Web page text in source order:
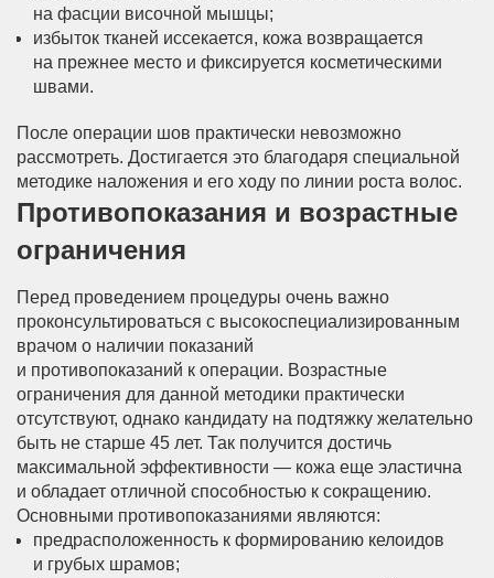
на фасции височной мышцы;
избыток тканей иссекается, кожа возвращается
на прежнее место и фиксируется косметическими
швами.
После операции шов практически невозможно
рассмотреть. Достигается это благодаря специальной
методике наложения и его ходу по линии роста волос.
Противопоказания и возрастные
ограничения
Перед проведением процедуры очень важно
проконсультироваться с высокоспециализированным
врачом о наличии показаний
и противопоказаний к операции. Возрастные
ограничения для данной методики практически
отсутствуют, однако кандидату на подтяжку желательно
быть не старше 45 лет. Так получится достичь
максимальной эффективности — кожа еще эластична
и обладает отличной способностью к сокращению.
Основными противопоказаниями являются:
предрасположенность к формированию келоидов
и грубых шрамов;